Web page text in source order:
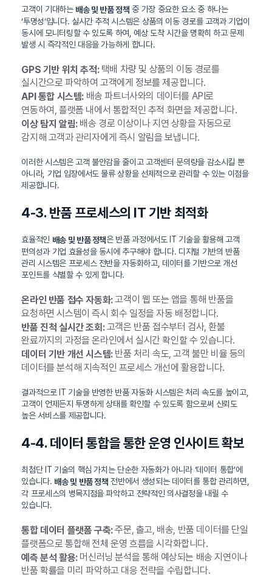
고객이 기대하는 배송 및 반품 정책 중 가장 중요한 요소 중 하나는
‘투명성’입니다. 실시간 추적 시스템은 상품의 이동 경로를 고객과 기업이
동시에 모니터링할 수 있도록 하여, 예상 도착 시간을 명확히 하고 문제
발생 시 즉각적인 대응을 가능하게 합니다.
GPS 기반 위치 추적:택배 차량 및 상품의 이동 경로를
실시간으로 파악하여 고객에게 정보를 제공합니다.
API 통합 시스템:배송 파트너사와의 데이터를 API로
연동하여, 플랫폼 내에서 통합적인 추적 화면을 제공합니다.
이상 탐지 알림:배송 경로 이상이나 지연 상황을 자동으로
감지해 고객과 관리자에게 즉시 알림을 보냅니다.
이러한 시스템은 고객 불안감을 줄이고 고객센터 문의량을 감소시킬 뿐
아니라, 기업 입장에서도 물류 상황을 선제적으로 관리할 수 있는 이점을
제공합니다.
4-3. 반품 프로세스의 IT 기반 최적화
효율적인 배송 및 반품 정책은 반품 과정에서도 IT 기술을 활용해 고객
편의성과 기업 효율성을 동시에 추구해야 합니다. 디지털 기반의 반품
관리 시스템은 프로세스 전반을 자동화하고, 데이터를 기반으로 개선
포인트를 식별할 수 있게 합니다.
온라인 반품 접수 자동화:고객이 웹 또는 앱을 통해 반품을
요청하면 시스템이 즉시 회수 일정을 자동 배정합니다.
반품 진척 실시간 조회:고객은 반품 접수부터 검사, 환불
완료까지의 과정을 온라인에서 실시간 확인할 수 있습니다.
데이터 기반 개선 시스템:반품 처리 속도, 고객 불만 비율 등의
데이터를 분석해 지속적인 프로세스 개선에 활용합니다.
결과적으로 IT 기술을 반영한 반품 자동화 시스템은 처리 속도를 높이고,
고객이 언제든지 투명하게 상태를 확인할 수 있도록 함으로써 신뢰도
높은 서비스를 제공합니다.
4-4. 데이터 통합을 통한 운영 인사이트 확보
최첨단 IT 기술의 핵심 가치는 단순한 자동화가 아니라 ‘데이터 통합’에
있습니다. 배송 및 반품 정책 전반에서 생성되는 데이터를 통합 관리하면,
각 프로세스의 병목지점을 파악하고 전략적인 의사결정을 내릴 수
있습니다.
통합 데이터 플랫폼 구축:주문, 출고, 배송, 반품 데이터를 단일
플랫폼으로 통합해 전체 운영 흐름을 시각화합니다.
예측 분석 활용:머신러닝 분석을 통해 예상되는 배송 지연이나
반품 확률을 미리 파악하고 대응 전략을 수립합니다.